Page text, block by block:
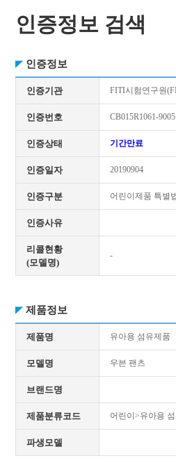
인증정보 검색
인증정보
인증기관 FITI시험연구원
인증번호 CB015R1061-9005
인증상태 기간만료
인증일자 20190904
인증구분 어린이제품 특별
인증사유
리콜현황
(모델명)
-
제품정보
제품명 유아용 섬유제품
모델명 우븐 팬츠
브랜드명
제품분류코드 어린이>유아용
파생모델